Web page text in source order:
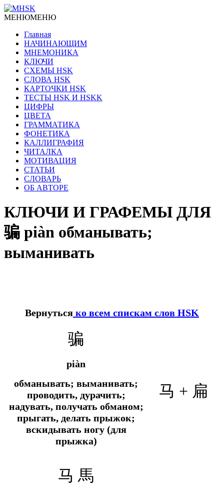
МЕНЮМЕНЮ
Главная
НАЧИНАЮЩИМ
МНЕМОНИКА
КЛЮЧИ
СХЕМЫ HSK
СЛОВА HSK
КАРТОЧКИ HSK
ТЕСТЫ HSK И HSKK
ЦИФРЫ
ЦВЕТА
ГРАММАТИКА
ФОНЕТИКА
КАЛЛИГРАФИЯ
ЧИТАЛКА
МОТИВАЦИЯ
СТАТЬИ
СЛОВАРЬ
ОБ АВТОРЕ
КЛЮЧИ И ГРАФЕМЫ ДЛЯ
骗 piàn обманывать;
выманивать
Вернуться ко всем спискам слов HSK
骗
piàn
обманывать; выманивать;
проводить, дурачить;
надувать, получать обманом;
прыгать, делать прыжок;
вскидывать ногу (для
прыжка)
马 + 扁
马 馬